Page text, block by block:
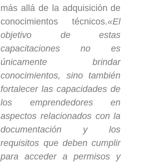
más allá de la adquisición de
conocimientos técnicos.«El
objetivo de estas
capacitaciones no es
únicamente brindar
conocimientos, sino también
fortalecer las capacidades de
los emprendedores en
aspectos relacionados con la
documentación y los
requisitos que deben cumplir
para acceder a permisos y